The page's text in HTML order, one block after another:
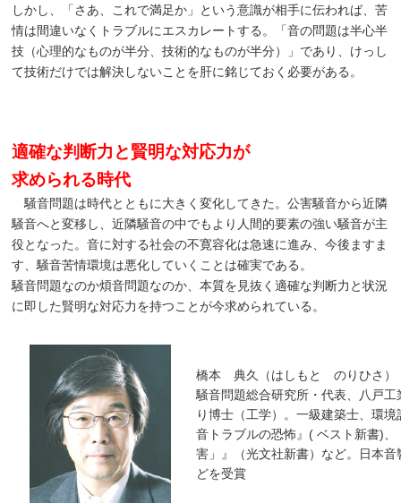
しかし、「さあ、これで満足か」という意識が相手に伝われば、苦
情は間違いなくトラブルにエスカレートする。「音の問題は半心半
技（心理的なものが半分、技術的なものが半分）」であり、けっし
て技術だけでは解決しないことを肝に銘じておく必要がある。
適確な判断力と賢明な対応力が
求められる時代
騒音問題は時代とともに大きく変化してきた。公害騒音から近隣
騒音へと変移し、近隣騒音の中でもより人間的要素の強い騒音が主
役となった。音に対する社会の不寛容化は急速に進み、今後ますま
す、騒音苦情環境は悪化していくことは確実である。
騒音問題なのか煩音問題なのか、本質を見抜く適確な判断力と状況
に即した賢明な対応力を持つことが今求められている。
橋本 典久（はしもと のりひさ）
騒音問題総合研究所・代表、八戸
り博士（工学）。一級建築士、環
音トラブルの恐怖』( ベスト新書)
害」』（光文社新書）など。日本
どを受賞